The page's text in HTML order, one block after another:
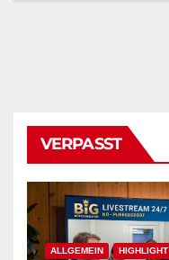
VERPASST
ALLGEMEIN HIGHLIGHT